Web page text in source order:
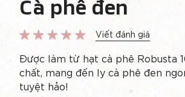
Cà phê đen
Viết đánh giá
Được làm từ hạt cà phê Robusta
chất, mang đến ly cà phê đen
tuyệt hảo!​